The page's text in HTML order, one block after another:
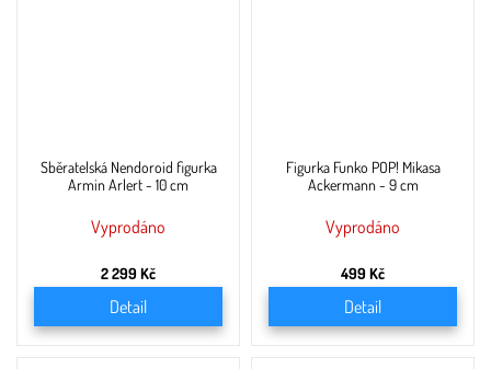
Sběratelská Nendoroid figurka
Armin Arlert - 10 cm
Vyprodáno
2 299 Kč
Detail
Figurka Funko POP! Mikasa
Ackermann - 9 cm
Vyprodáno
499 Kč
Detail